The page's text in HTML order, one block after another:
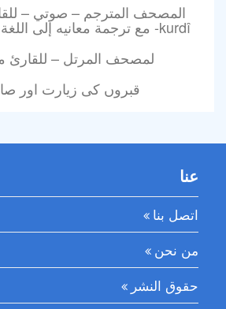
المصحف المترجم – صوتي –
مع ترجمة معانيه إلى اللغة الكردية – کوردی -kurdî
1لمصحف المرتل – للقارئ
قبروں کی زیارت اور
عنا
اتصل بنا
من نحن
حقوق النشر